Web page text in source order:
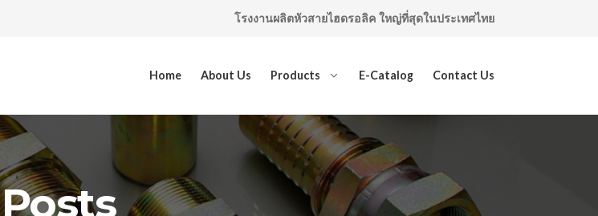
โรงงานผลิตหัวสายไฮดรอลิค ใหญ่ที่สุดในประเทศไทย
Home About Us Products E-Catalog Contact Us
Posts